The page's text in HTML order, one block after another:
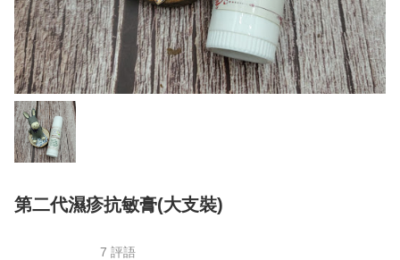
第二代濕疹抗敏膏(大支裝)
7 評語